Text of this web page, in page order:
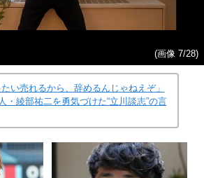
(画像 7/28)
たい売れるから、辞めるんじゃねえぞ」
・綾部祐二を勇気づけた“立川談志”の言